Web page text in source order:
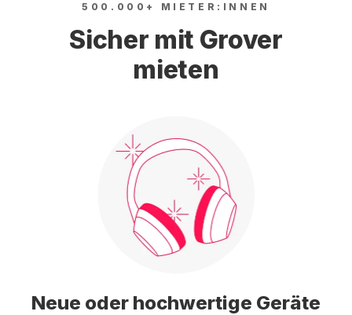
500.000+ MIETER:INNEN
Sicher mit Grover
mieten
Neue oder hochwertige Geräte